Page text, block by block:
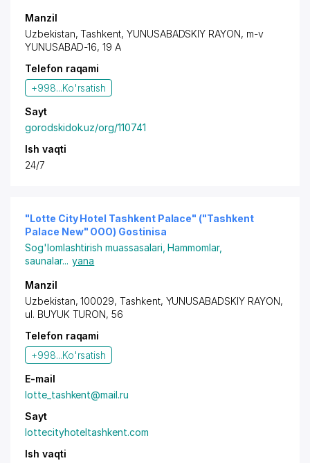
Manzil
Uzbekistan,Tashkent, YUNUSABADSKIY RAYON, m-v
YUNUSABAD-16, 19 A
Telefon raqami
+998...Ko'rsatish
Sayt
gorodskidok.uz/org/110741
Ish vaqti
24/7
"Lotte City Hotel Tashkent Palace" ("Tashkent
Palace New" OOO) Gostinisa
Sog'lomlashtirish muassasalari ,Hammomlar,
saunalar... yana
Manzil
Uzbekistan, 100029, Tashkent, YUNUSABADSKIY RAYON,
ul. BUYUK TURON, 56
Telefon raqami
+998...Ko'rsatish
E-mail
lotte_tashkent@mail.ru
Sayt
lottecityhoteltashkent.com
Ish vaqti